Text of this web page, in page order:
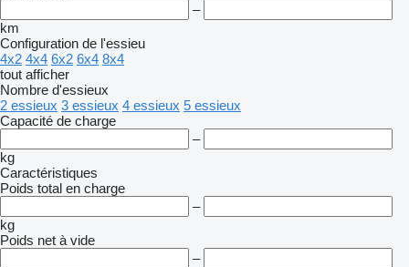
–
km
Configuration de l'essieu
4x2 4x4 6x2 6x4 8x4
tout afficher
Nombre d'essieux
2 essieux 3 essieux 4 essieux 5 essieux
Capacité de charge
–
kg
Caractéristiques
Poids total en charge
–
kg
Poids net à vide
–